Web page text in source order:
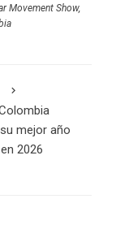
Movement Show,
mejor año
2026